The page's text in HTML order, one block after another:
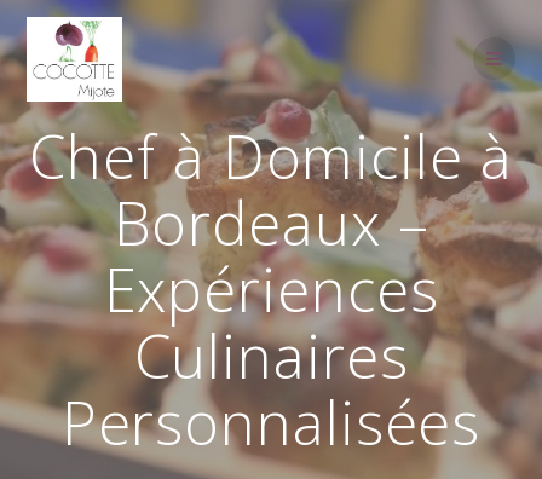
au
contenu
Chef à Domicile à
Bordeaux –
Expériences
Culinaires
Personnalisées